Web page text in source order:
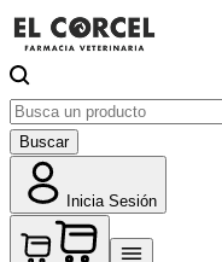
Buscar
Inicia Sesión